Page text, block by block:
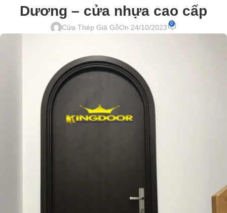
Dương – cửa nhựa cao cấp
Cửa Thép Giả GỗOn 24/10/2023 0